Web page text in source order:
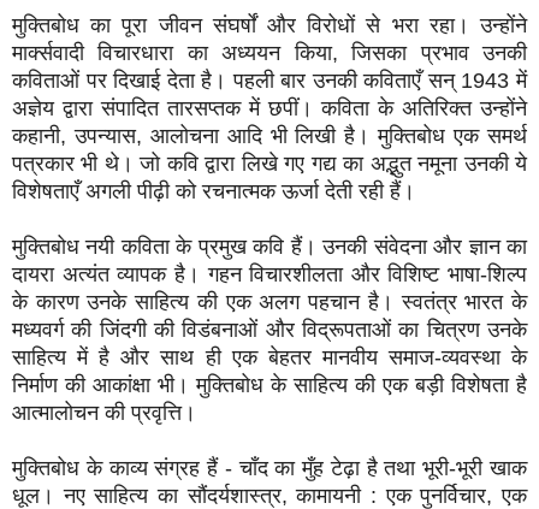
मुक्तिबोध का पूरा जीवन संघर्षों और विरोधों से भरा रहा। उन्होंने
मार्क्सवादी विचारधारा का अध्ययन किया, जिसका प्रभाव उनकी
कविताओं पर दिखाई देता है। पहली बार उनकी कविताएँ सन् 1943 में
अज्ञेय द्वारा संपादित तारसप्तक में छपीं। कविता के अतिरिक्त उन्होंने
कहानी, उपन्यास, आलोचना आदि भी लिखी है। मुक्तिबोध एक समर्थ
पत्रकार भी थे। जो कवि द्वारा लिखे गए गद्य का अद्भुत नमूना उनकी ये
विशेषताएँ अगली पीढ़ी को रचनात्मक ऊर्जा देती रही हैं।
मुक्तिबोध नयी कविता के प्रमुख कवि हैं। उनकी संवेदना और ज्ञान का
दायरा अत्यंत व्यापक है। गहन विचारशीलता और विशिष्ट भाषा-शिल्प
के कारण उनके साहित्य की एक अलग पहचान है। स्वतंत्र भारत के
मध्यवर्ग की जिंदगी की विडंबनाओं और विद्रूपताओं का चित्रण उनके
साहित्य में है और साथ ही एक बेहतर मानवीय समाज-व्यवस्था के
निर्माण की आकांक्षा भी। मुक्तिबोध के साहित्य की एक बड़ी विशेषता है
आत्मालोचन की प्रवृत्ति।
मुक्तिबोध के काव्य संग्रह हैं - चाँद का मुँह टेढ़ा है तथा भूरी-भूरी खाक
धूल। नए साहित्य का सौंदर्यशास्त्र, कामायनी : एक पुनर्विचार, एक